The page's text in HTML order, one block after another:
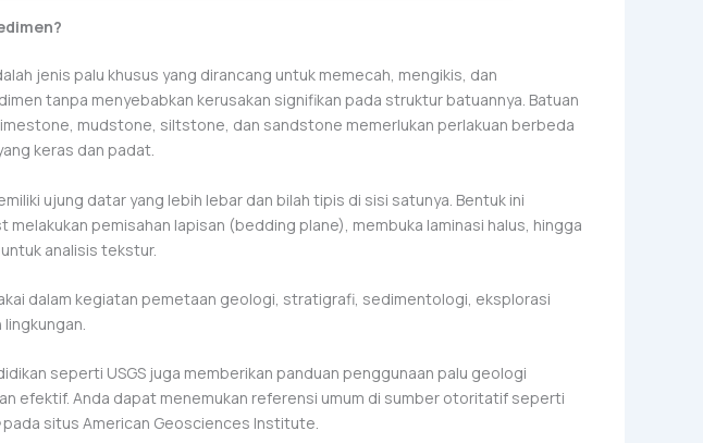
jenis palu khusus yang dirancang untuk memecah, mengikis, dan
tanpa menyebabkan kerusakan signifikan pada struktur batuannya. Batuan
mudstone, siltstone, dan sandstone memerlukan perlakuan berbeda
keras dan padat.
ujung datar yang lebih lebar dan bilah tipis di sisi satunya. Bentuk ini
melakukan pemisahan lapisan (bedding plane), membuka laminasi halus, hingga
analisis tekstur.
dalam kegiatan pemetaan geologi, stratigrafi, sedimentologi, eksplorasi
seperti USGS juga memberikan panduan penggunaan palu geologi
efektif. Anda dapat menemukan referensi umum di sumber otoritatif seperti
pada situs American Geosciences Institute.